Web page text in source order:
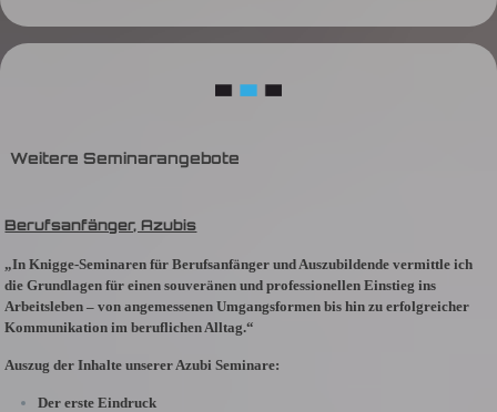
Weitere Seminarangebote
Berufsanfänger, Azubis
„In Knigge-Seminaren für Berufsanfänger und Auszubildende vermittle ich
die Grundlagen für einen souveränen und professionellen Einstieg ins
Arbeitsleben – von angemessenen Umgangsformen bis hin zu erfolgreicher
Kommunikation im beruflichen Alltag.“
Auszug der Inhalte unserer Azubi Seminare:
Der erste Eindruck